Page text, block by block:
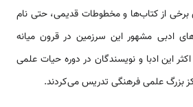
برخی از کتاب‌ها و مخطوطات قدیمی، ‌حتی نام
ادبی مشهور این سرزمین در قرون میانه
این ادبا و نویسندگان در دوره حیات علمی
بزرگ علمی فرهنگی تدریس می‌کردند.